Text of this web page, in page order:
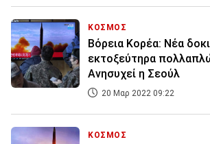
ΚΟΣΜΟΣ
Βόρεια Κορέα: Νέα
εκτοξεύτηρα
Ανησυχεί η Σεούλ
20 Μαρ 2022 09:22
ΚΟΣΜΟΣ